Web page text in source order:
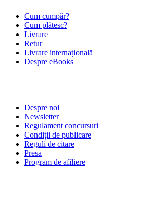
Cum cumpăr?
Cum plătesc?
Livrare
Retur
Livrare internațională
Despre eBooks
Despre noi
Newsletter
Regulament concursuri
Condiții de publicare
Reguli de citare
Presa
Program de afiliere